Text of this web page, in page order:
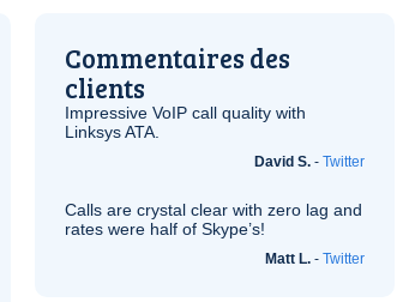
Commentaires des
clients
Impressive VoIP call quality with
LinksysATA
David S. - Twitter
Calls are crystal clear with zero lag and
rates were half of Skype’s!
Matt L. - Twitter